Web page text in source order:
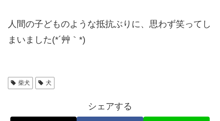
人間の子どものような抵抗ぶりに、思わず笑ってし
まいました(*´艸｀*)
柴犬 犬
シェアする